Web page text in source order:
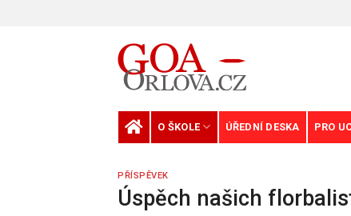
O ŠKOLE ÚŘEDNÍ DESKA PRO
PŘÍSPĚVEK
Úspěch našich